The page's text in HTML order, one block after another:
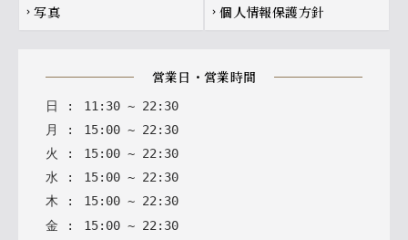
chevron_right 写真 chevron_right 個人情報保護方針
営業日・営業時間
日 : 11 : 30 ~ 22 : 30
月
: 15: 00 ~ 22 : 30
火
: 15: 00 ~ 22 : 30
水 : 15: 00 ~ 22: 30
木 : 15: 00 ~ 22: 30
金 : 15: 00 ~ 22 : 30